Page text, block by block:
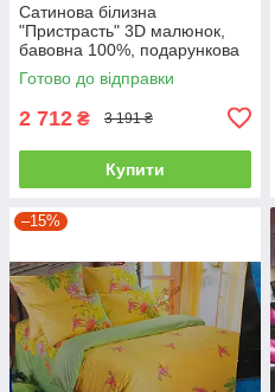
Сатинова білизна
"Пристрасть" 3D малюнок,
бавовна 100%, подарункова
упаковка полуторний
Готово до відправки
2 712 ₴ 3 191 ₴
Купити
–15%